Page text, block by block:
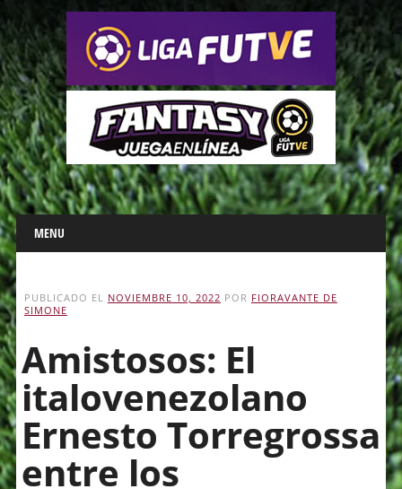
Main menu
Skip
to
content
MENU
PUBLICADO EL NOVIEMBRE 10, 2022 POR FIORAVANTE DE
SIMONE
Amistosos: El
italovenezolano
Ernesto Torregrossa
entre los